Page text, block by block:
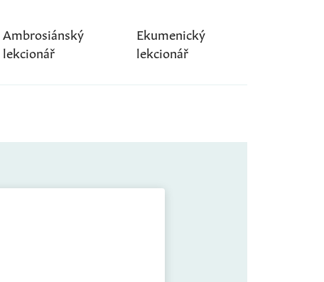
Ambrosiánský
lekcionář
Ekumenický
lekcionář